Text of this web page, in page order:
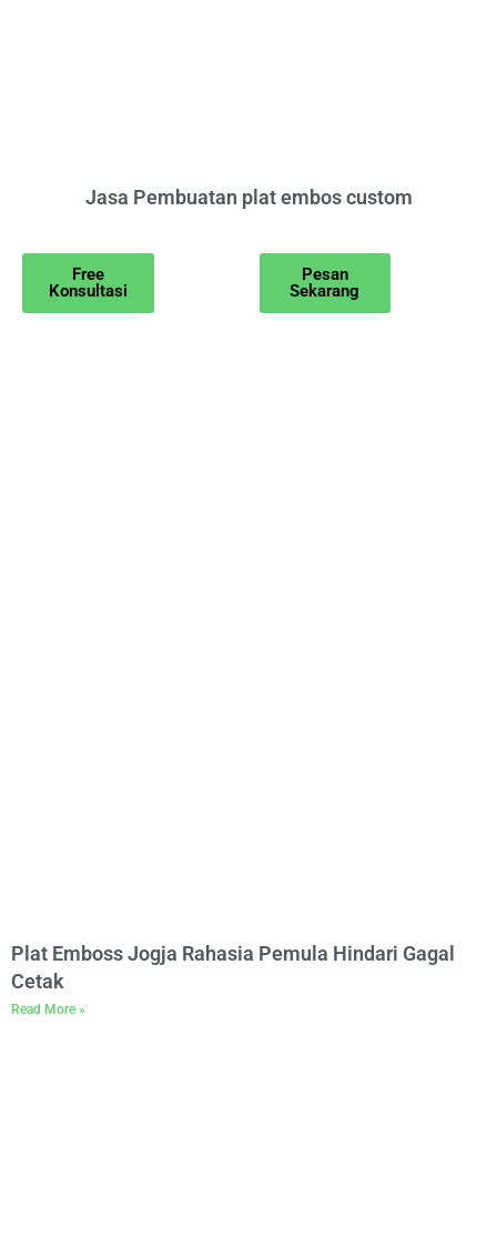
Jasa Pembuatan plat embos custom
Free
Konsultasi
Pesan
Sekarang
Plat Emboss Jogja Rahasia Pemula Hindari Gagal
Cetak
Read More »